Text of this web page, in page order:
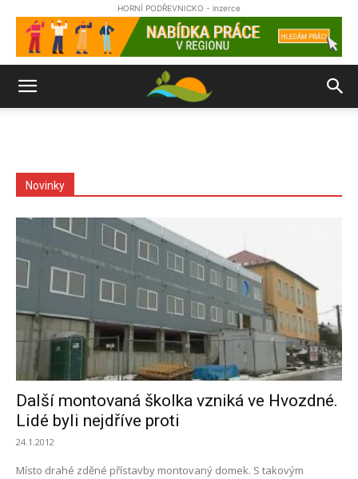
HORNÍ PODŘEVNICKO - inzerce
Novinky
Další montovaná školka vzniká ve Hvozdné.
Lidé byli nejdříve proti
24.1.2012
Místo drahé zděné přístavby montovaný domek. S takovým